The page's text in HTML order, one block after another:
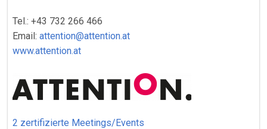
Tel.: +43 732 266 466
Email: attention@attention.at
www.attention.at
2 zertifizierte Meetings/Events